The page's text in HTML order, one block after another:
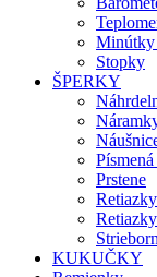
Stopky
ŠPERKY
Prstene
Retiazky
KUKUČKY